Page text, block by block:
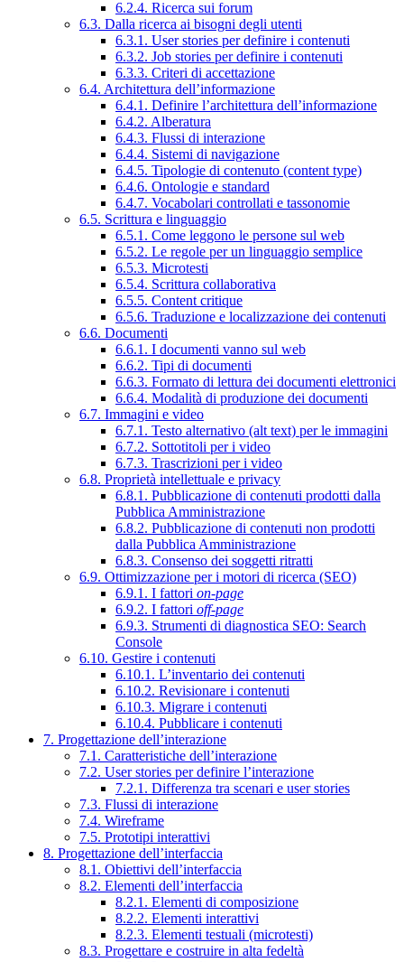
6.2.4. Ricerca sui forum
6.3. Dalla ricerca ai bisogni degli utenti
6.3.1. User stories per definire i contenuti
6.3.2. Job stories per definire i contenuti
6.3.3. Criteri di accettazione
6.4. Architettura dell’informazione
6.4.1. Definire l’architettura dell’informazione
6.4.2. Alberatura
6.4.3. Flussi di interazione
6.4.4. Sistemi di navigazione
6.4.5. Tipologie di contenuto (content type)
6.4.6. Ontologie e standard
6.4.7. Vocabolari controllati e tassonomie
6.5. Scrittura e linguaggio
6.5.1. Come leggono le persone sul web
6.5.2. Le regole per un linguaggio semplice
6.5.3. Microtesti
6.5.4. Scrittura collaborativa
6.5.5. Content critique
6.5.6. Traduzione e localizzazione dei contenuti
6.6. Documenti
6.6.1. I documenti vanno sul web
6.6.2. Tipi di documenti
6.6.3. Formato di lettura dei documenti elettronici
6.6.4. Modalità di produzione dei documenti
6.7. Immagini e video
6.7.1. Testo alternativo (alt text) per le immagini
6.7.2. Sottotitoli per i video
6.7.3. Trascrizioni per i video
6.8. Proprietà intellettuale e privacy
6.8.1. Pubblicazione di contenuti prodotti dalla
Pubblica Amministrazione
6.8.2. Pubblicazione di contenuti non prodotti
dalla Pubblica Amministrazione
6.8.3. Consenso dei soggetti ritratti
6.9. Ottimizzazione per i motori di ricerca (SEO)
6.9.1. I fattori on-page
6.9.2. I fattori off-page
6.9.3. Strumenti di diagnostica SEO: Search
Console
6.10. Gestire i contenuti
6.10.1. L’inventario dei contenuti
6.10.2. Revisionare i contenuti
6.10.3. Migrare i contenuti
6.10.4. Pubblicare i contenuti
7. Progettazione dell’interazione
7.1. Caratteristiche dell’interazione
7.2. User stories per definire l’interazione
7.2.1. Differenza tra scenari e user stories
7.3. Flussi di interazione
7.4. Wireframe
7.5. Prototipi interattivi
8. Progettazione dell’interfaccia
8.1. Obiettivi dell’interfaccia
8.2. Elementi dell’interfaccia
8.2.1. Elementi di composizione
8.2.2. Elementi interattivi
8.2.3. Elementi testuali (microtesti)
8.3. Progettare e costruire in alta fedeltà